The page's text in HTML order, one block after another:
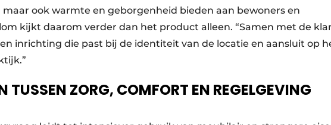
maar ook warmte en geborgenheid bieden aan bewoners en
kijkt daarom verder dan het product alleen. “Samen met de
inrichting die past bij de identiteit van de locatie en aansluit op
TUSSEN ZORG, COMFORT EN REGELGEVING